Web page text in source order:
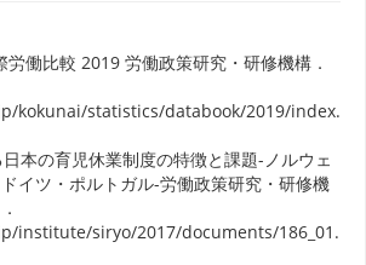
労働比較 2019 労働政策研究・研修機構．
kokunai/statistics/databook/2019/index.
本の育児休業制度の特徴と課題-ノルウェ
イツ・ポルトガル-労働政策研究・研修機
institute/siryo/2017/documents/186_01.